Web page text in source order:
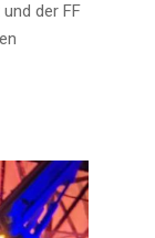
der FF